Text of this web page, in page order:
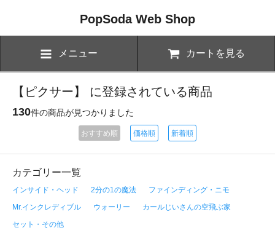
PopSoda Web Shop
メニュー カートを見る
【ピクサー】 に登録されている商品
130件の商品が見つかりました
おすすめ順 価格順 新着順
カテゴリー一覧
インサイド・ヘッド 2分の1の魔法
ファインディング・ニモ
Mr.インクレディブル
ウォーリー
カールじいさんの空飛ぶ家
セット・その他